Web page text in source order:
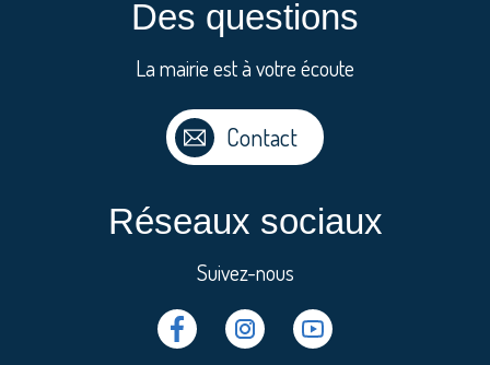
Des questions
La mairie est à votre écoute
Contact
Réseaux sociaux
Suivez-nous
Facebook Instragram